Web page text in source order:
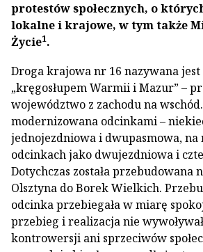
protestów społecznych, o
lokalne i krajowe, w tym także
Życie1.
Droga krajowa nr 16 nazywana
„kręgosłupem Warmii i Mazur” –
województwo z zachodu na
modernizowana odcinkami –
jednojezdniowa i dwupasmowa,
odcinkach jako dwujezdniowa i
Dotychczas została przebudowana
Olsztyna do Borek Wielkich.
odcinka przebiegała w miarę
przebieg i realizacja nie
kontrowersji ani sprzeciwów